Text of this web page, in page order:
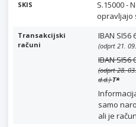
SKIS
S.15000 -
opravljajo
Transakcijski
računi
IBAN SI56
(odprt 21.
IBAN SI56
(odprt 28.
d.d.)T*
samo
ali je